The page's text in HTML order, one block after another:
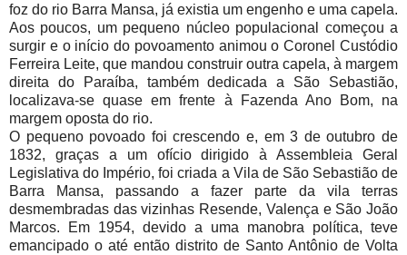
foz do rio Barra Mansa, já existia um engenho e uma capela.
Aos poucos, um pequeno núcleo populacional começou a
surgir e o início do povoamento animou o Coronel Custódio
Ferreira Leite, que mandou construir outra capela, à margem
direita do Paraíba, também dedicada a São Sebastião,
localizava-se quase em frente à Fazenda Ano Bom, na
margem oposta do rio.
O pequeno povoado foi crescendo e, em 3 de outubro de
1832, graças a um ofício dirigido à Assembleia Geral
Legislativa do Império, foi criada a Vila de São Sebastião de
Barra Mansa, passando a fazer parte da vila terras
desmembradas das vizinhas Resende, Valença e São João
Marcos. Em 1954, devido a uma manobra política, teve
emancipado o até então distrito de Santo Antônio de Volta